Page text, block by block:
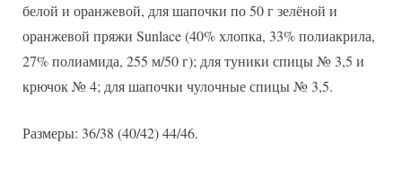
белой и оранжевой, для шапочки по 50 г зелёной и
оранжевой пряжи Sunlace (40% хлопка, 33% полиакрила,
27% полиамида, 255 м/50 г); для туники спицы № 3,5 и
крючок № 4; для шапочки чулочные спицы № 3,5.
Размеры: 36/38 (40/42) 44/46.